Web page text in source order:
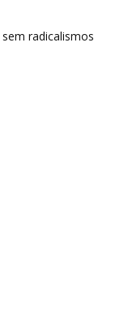
radicalismos